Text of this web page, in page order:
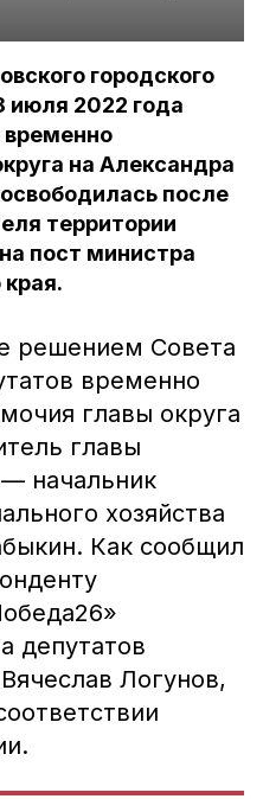
городского
июля 2022 года
на Александра
после
территории
пост министра
решением Совета
временно
главы округа
главы
начальник
хозяйства
Как сообщил
депутатов
Логунов,